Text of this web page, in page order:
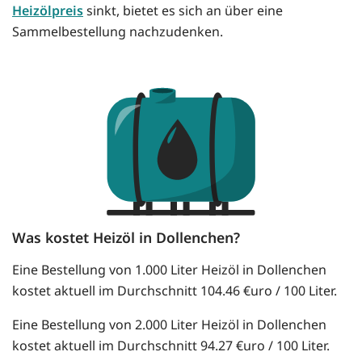
Heizölpreissinkt, bietet es sich an über eine
Sammelbestellung nachzudenken.
Was kostet Heizöl in Dollenchen?
Eine Bestellung von 1.000 Liter Heizöl in Dollenchen
kostet aktuell im Durchschnitt 104.46 €uro / 100 Liter.
Eine Bestellung von 2.000 Liter Heizöl in Dollenchen
kostet aktuell im Durchschnitt 94.27 €uro / 100 Liter.